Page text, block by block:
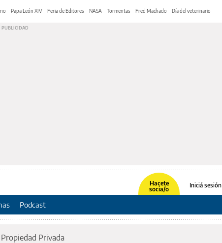
Papa León XIV Feria de Editores NASA Tormentas Fred Machado Día del veterinario
Hacete
socia/o
Iniciá sesión
Podcast
Privada